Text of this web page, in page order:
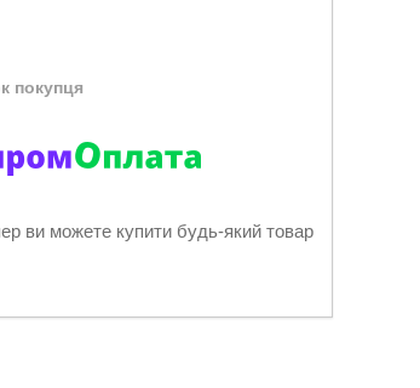
покупця
ви можете купити будь-який товар